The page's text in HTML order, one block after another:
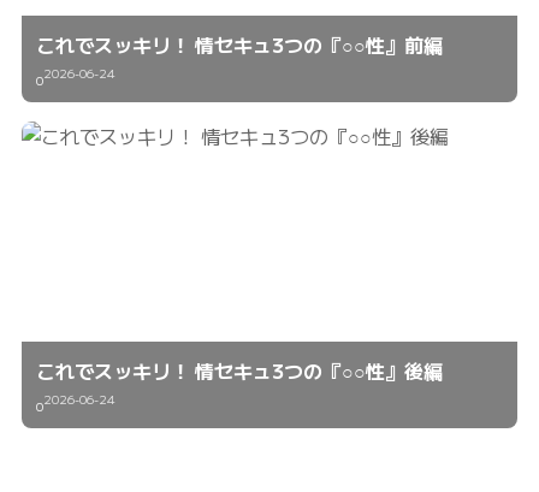
これでスッキリ！ 情セキュ3つの『○○性』前編
02026-06-24
これでスッキリ！ 情セキュ3つの『○○性』後編
02026-06-24